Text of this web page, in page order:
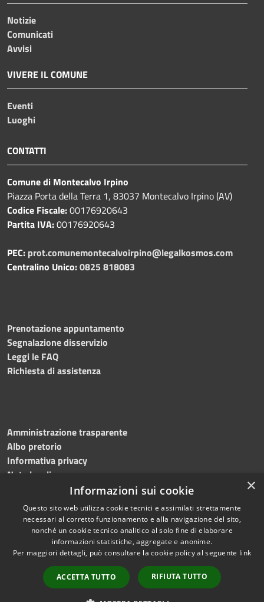
Notizie
Comunicati
Avvisi
VIVERE IL COMUNE
Eventi
Luoghi
CONTATTI
Comune di Montecalvo Irpino
Piazza Porta della Terra 1, 83037 Montecalvo Irpino (AV)
Codice Fiscale:00176920643
Partita IVA:00176920643
PEC: prot.comunemontecalvoirpino@legalkosmos.com
Centralino Unico:0825 818083
Prenotazione appuntamento
Segnalazione disservizio
Leggi le FAQ
Richiesta di assistenza
Amministrazione trasparente
Albo pretorio
Informativa privacy
Note legali
Dichiarazione di accessibilità
Accessibilità
Copyright © 2024 •
Comune di Montecalvo
Irpino • Powered by
Municipium•Redazione
×
Informazioni sui cookie
Questo sito web utilizza cookie tecnici e assimilati strettamente
necessari al corretto funzionamento e alla navigazione del sito,
nonché un cookie tecnico analitico al solo fine di elaborare
informazioni statistiche, aggregate e anonime.
Per maggiori dettagli, può consultare la cookie policy al seguente link
ACCETTA TUTTO RIFIUTA TUTTO